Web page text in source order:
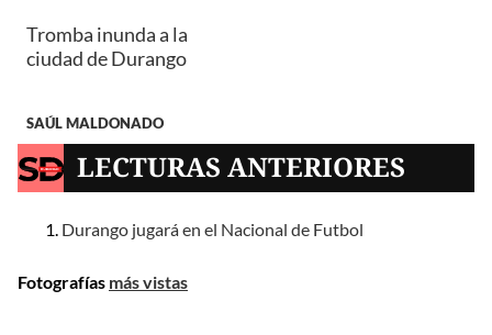
Tromba inunda a la
ciudad de Durango
SAÚL MALDONADO
LECTURAS ANTERIORES
Durango jugará en el Nacional de Futbol
Fotografías más vistas